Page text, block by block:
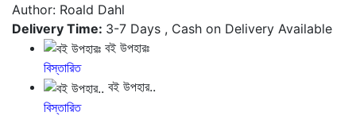
Author: Roald Dahl
Delivery Time: 3-7 Days , Cash on Delivery Available
বই উপহারঃ
বিস্তারিত
বই উপহার..
বিস্তারিত